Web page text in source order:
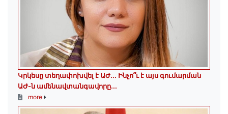
Կրկեսը տեղափոխվել է ԱԺ... Ինչո՞ւ է այս գումարման
ԱԺ-ն ամենավտանգավորը...
more